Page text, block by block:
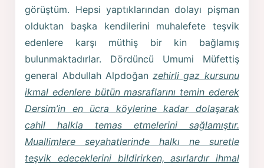
görüştüm. Hepsi yaptıklarından dolayı pişman
olduktan başka kendilerini muhalefete teşvik
edenlere karşı müthiş bir kin bağlamış
bulunmaktadırlar. Dördüncü Umumi Müfettiş
general Abdullah Alpdoğanzehirli gaz kursunu
ikmal edenlere bütün masraflarını temin ederek
Dersim’in en ücra köylerine kadar dolaşarak
cahil halkla temas etmelerini sağlamıştır.
Muallimlere seyahatlerinde halkı ne suretle
teşvik edeceklerini bildirirken, asırlardır ihmal